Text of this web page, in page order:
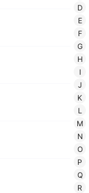
D
E
F
G
H
I
J
K
L
M
N
O
P
Q
R